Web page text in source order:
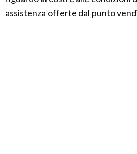
assistenza offerte dal punto